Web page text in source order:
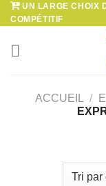
Passer
au
contenu
UN LARGE CHOIX
COMPÉTITIF
ACCUEIL /